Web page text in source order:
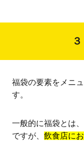
福袋の要素をメニ
す。
一般的に福袋とは
ですが、 飲食店に